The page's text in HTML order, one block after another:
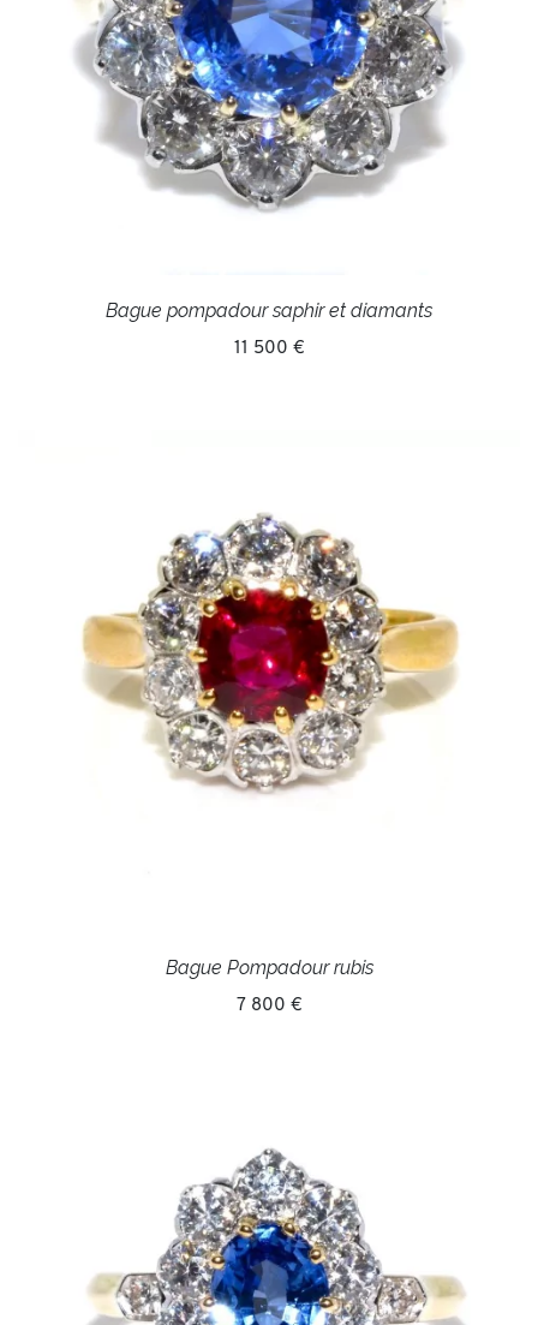
Bague pompadour saphir et diamants
11 500 €
Bague Pompadour rubis
7 800 €